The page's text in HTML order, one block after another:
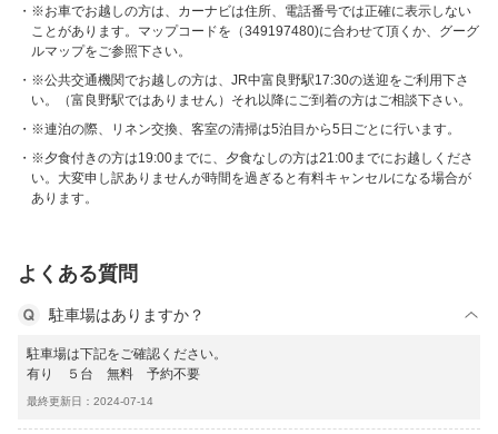
※お車でお越しの方は、カーナビは住所、電話番号では正確に表示しない
ことがあります。マップコードを（349197480)に合わせて頂くか、グーグ
ルマップをご参照下さい。
※公共交通機関でお越しの方は、JR中富良野駅17:30の送迎をご利用下さ
い。（富良野駅ではありません）それ以降にご到着の方はご相談下さい。
※連泊の際、リネン交換、客室の清掃は5泊目から5日ごとに行います。
※夕食付きの方は19:00までに、夕食なしの方は21:00までにお越しくださ
い。大変申し訳ありませんが時間を過ぎると有料キャンセルになる場合が
あります。
よくある質問
駐車場はありますか？
駐車場は下記をご確認ください。
有り ５台 無料 予約不要
最終更新日：2024-07-14